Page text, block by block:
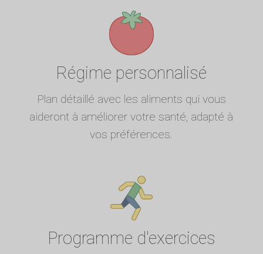
Régime personnalisé
Plan détaillé avec les aliments qui vous
aideront à améliorer votre santé, adapté à
vos préférences.
Programme d'exercices